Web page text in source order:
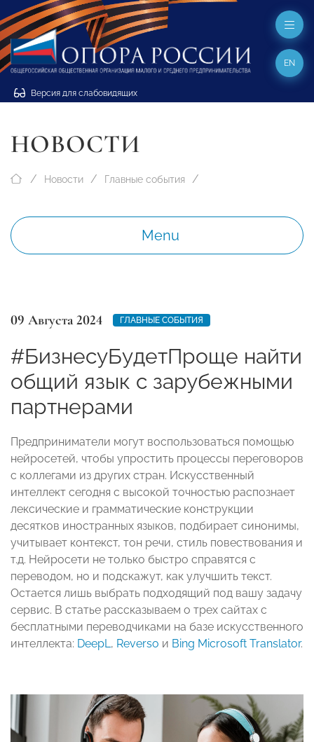
Версия для слабовидящих
EN
НОВОСТИ
Новости Главные события
Menu
09 Августа 2024 ГЛАВНЫЕ СОБЫТИЯ
#БизнесуБудетПроще найти
общий язык с зарубежными
партнерами
Предприниматели могут воспользоваться помощью
нейросетей, чтобы упростить процессы переговоров
с коллегами из других стран. Искусственный
интеллект сегодня с высокой точностью распознает
лексические и грамматические конструкции
десятков иностранных языков, подбирает синонимы,
учитывает контекст, тон речи, стиль повествования и
т.д. Нейросети не только быстро справятся с
переводом, но и подскажут, как улучшить текст.
Остается лишь выбрать подходящий под вашу задачу
сервис. В статье рассказываем о трех сайтах с
бесплатными переводчиками на базе искусственного
интеллекта: DeepL , Reverso и Bing Microsoft Translator.